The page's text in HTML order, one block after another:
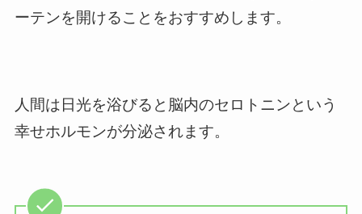
ーテンを開けることをおすすめします。
人間は日光を浴びると脳内のセロトニンという
幸せホルモンが分泌されます。